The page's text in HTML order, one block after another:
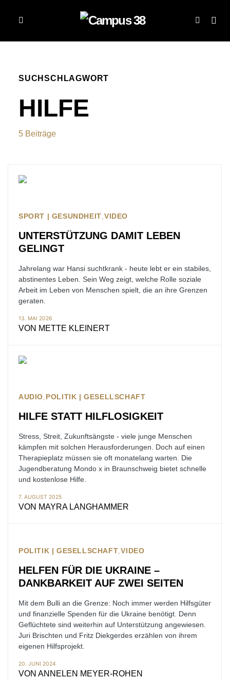
SUCHSCHLAGWORT
HILFE
5 Beiträge
SPORT | GESUNDHEIT VIDEO
UNTERSTÜTZUNG DAMIT LEBEN
GELINGT
Jahrelang war Hansi suchtkrank - heute lebt er ein stabiles,
abstinentes Leben. Sein Weg zeigt, welche Rolle soziale
Arbeit im Leben von Menschen spielt, die an ihre Grenzen
geraten.
13. MAI 2026
VON METTE KLEINERT
AUDIO POLITIK | GESELLSCHAFT
HILFE STATT HILFLOSIGKEIT
Stress, Streit, Zukunftsängste - viele junge Menschen
kämpfen mit solchen Herausforderungen. Doch auf einen
Therapieplatz müssen sie oft monatelang warten. Die
Jugendberatung Mondo x in Braunschweig bietet schnelle
und kostenlose Hilfe.
7. AUGUST 2025
VON MAYRA LANGHAMMER
POLITIK | GESELLSCHAFT VIDEO
HELFEN FÜR DIE UKRAINE –
DANKBARKEIT AUF ZWEI SEITEN
Mit dem Bulli an die Grenze: Noch immer werden Hilfsgüter
und finanzielle Spenden für die Ukraine benötigt. Denn
Geflüchtete sind weiterhin auf Unterstützung angewiesen.
Juri Brischten und Fritz Diekgerdes erzählen von ihrem
eigenen Hilfsprojekt.
20. JUNI 2024
VON ANNELEN MEYER-ROHEN